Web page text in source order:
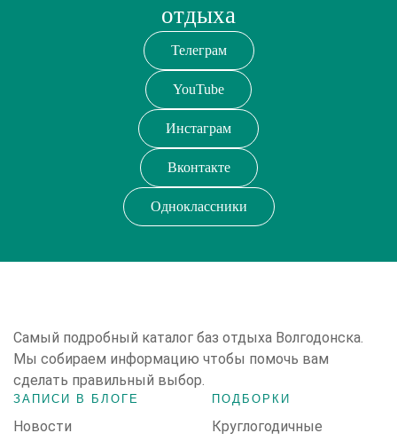
отдыха
Телеграм
YouTube
Инстаграм
Вконтакте
Одноклассники
Cамый подробный каталог баз отдыха Волгодонска.
Мы собираем информацию чтобы помочь вам
сделать правильный выбор.
ЗАПИСИ В БЛОГЕ
Новости
ПОДБОРКИ
Круглогодичные